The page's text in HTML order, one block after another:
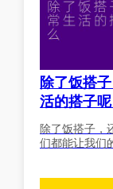
除了饭搭
活的搭子呢
除了饭搭子，
们都能让我们